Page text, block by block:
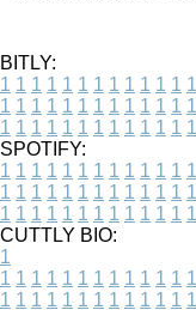
BITLY:
1 1 1 1 1 1 1 1 1 1 1 1 1
1 1 1 1 1 1 1 1 1 1 1 1 1
1 1 1 1 1 1 1 1 1 1 1 1 1
SPOTIFY:
1 1 1 1 1 1 1 1 1 1 1 1 1
1 1 1 1 1 1 1 1 1 1 1 1 1
1 1 1 1 1 1 1 1 1 1 1 1 1
CUTTLY BIO:
1
1 1 1 1 1 1 1 1 1 1 1 1 1
1 1 1 1 1 1 1 1 1 1 1 1 1